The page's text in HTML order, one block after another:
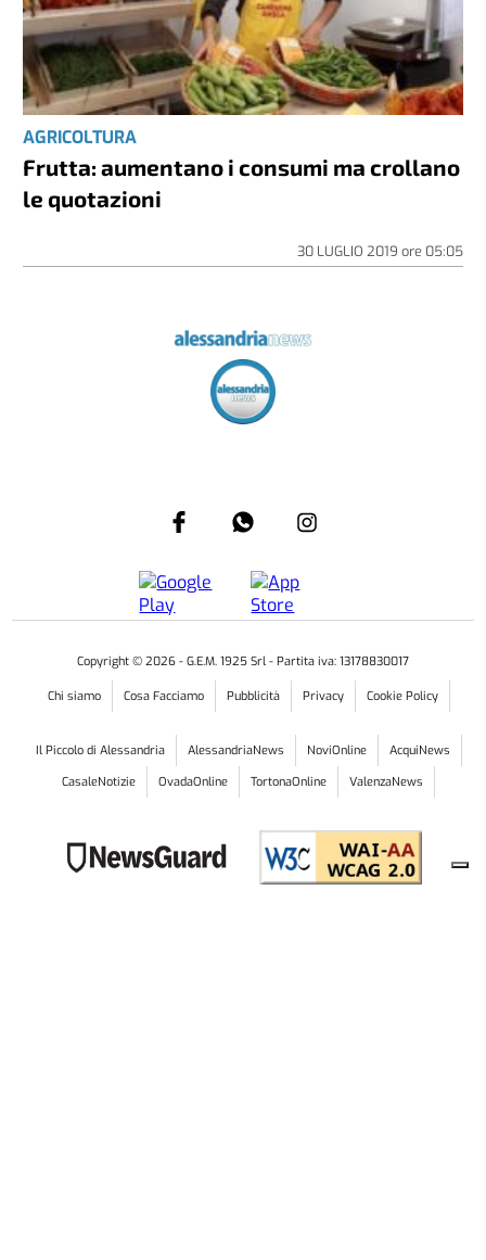
AGRICOLTURA
Frutta: aumentano i consumi ma crollano
le quotazioni
30 LUGLIO 2019 ore 05:05
Copyright © 2026 - G.E.M. 1925 Srl - Partita iva: 13178830017
Chi siamo Cosa Facciamo Pubblicità Privacy Cookie Policy
Il Piccolo di Alessandria AlessandriaNews NoviOnline
AcquiNews
CasaleNotizie
OvadaOnline TortonaOnline ValenzaNews